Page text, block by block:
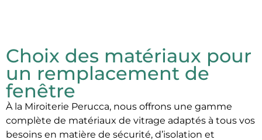
Choix des matériaux pour
un remplacement de
fenêtre
À la Miroiterie Perucca, nous offrons une gamme
complète de matériaux de vitrage adaptés à tous vos
besoins en matière de sécurité, d’isolation et